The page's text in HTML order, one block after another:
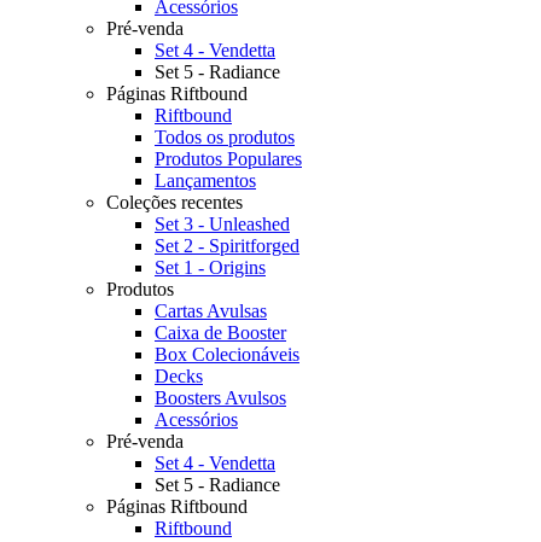
Acessórios
Pré-venda
Set 4 - Vendetta
Set 5 - Radiance
Páginas Riftbound
Riftbound
Todos os produtos
Produtos Populares
Lançamentos
Coleções recentes
Set 3 - Unleashed
Set 2 - Spiritforged
Set 1 - Origins
Produtos
Cartas Avulsas
Caixa de Booster
Box Colecionáveis
Decks
Boosters Avulsos
Acessórios
Pré-venda
Set 4 - Vendetta
Set 5 - Radiance
Páginas Riftbound
Riftbound